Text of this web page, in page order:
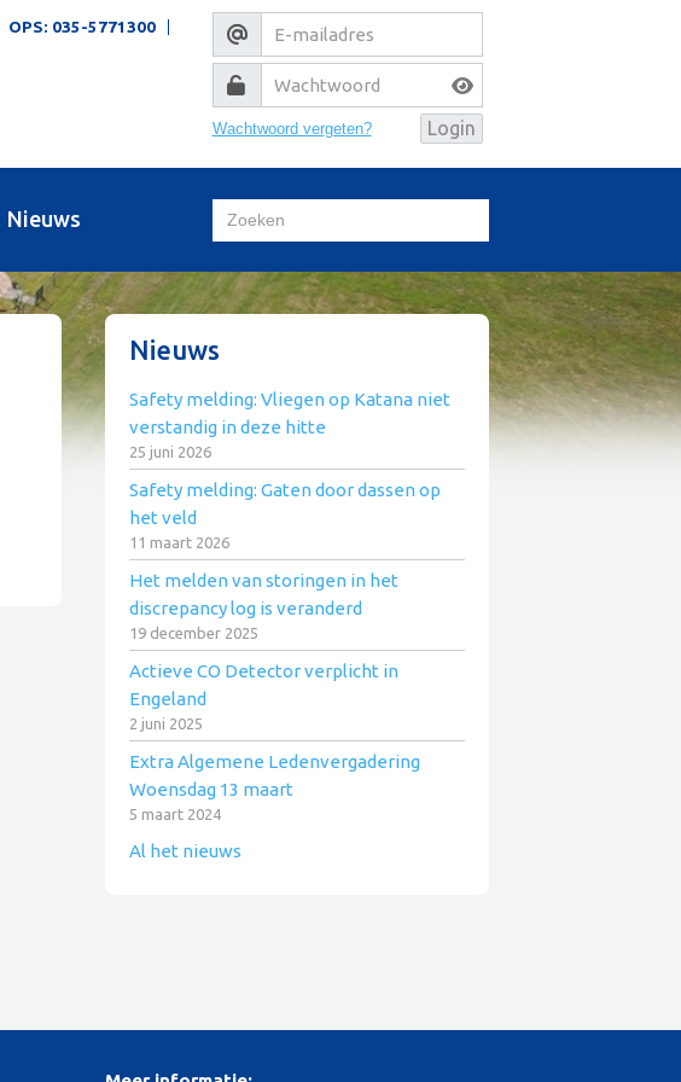
OPS: 035-5771300
Wachtwoord vergeten?
Nieuws
Nieuws
Safety melding: Vliegen op Katana niet
verstandig in deze hitte
25 juni 2026
Safety melding: Gaten door dassen op
het veld
11 maart 2026
Het melden van storingen in het
discrepancy log is veranderd
19 december 2025
Actieve CO Detector verplicht in
Engeland
2 juni 2025
Extra Algemene Ledenvergadering
Woensdag 13 maart
5 maart 2024
Al het nieuws